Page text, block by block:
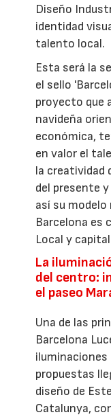
Diseño
identidad
talento local.
Esta será la
el sello
proyecto que
navideña
económica,
en valor el
la creatividad
del presente
así su modelo
Barcelona es
Local y
La
del centro:
el paseo
Una de las
Barcelona
iluminaciones
propuestas
diseño de
Catalunya,